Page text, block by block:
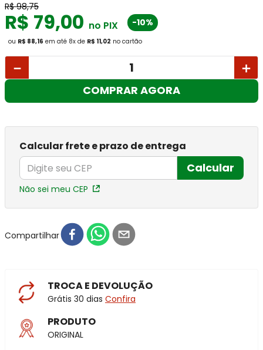
R$ 98,75
R$ 79,00 no PIX -10%
ou R$ 88,16 em até 8x de R$ 11,02 no cartão
＋
－
COMPRAR AGORA
Calcular frete e prazo de entrega
Calcular
Não sei meu CEP
Compartilhar
TROCA E DEVOLUÇÃO
Grátis 30 dias Confira
PRODUTO
ORIGINAL